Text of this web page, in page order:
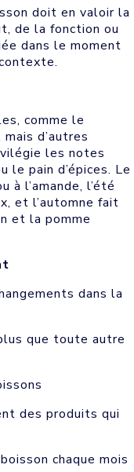
doit en valoir la
de la fonction ou
dans le moment
comme le
d’autres
les notes
le pain d’épices. Le
à l’amande, l’été
et l’automne fait
et la pomme
dans la
que toute autre
des produits qui
chaque mois